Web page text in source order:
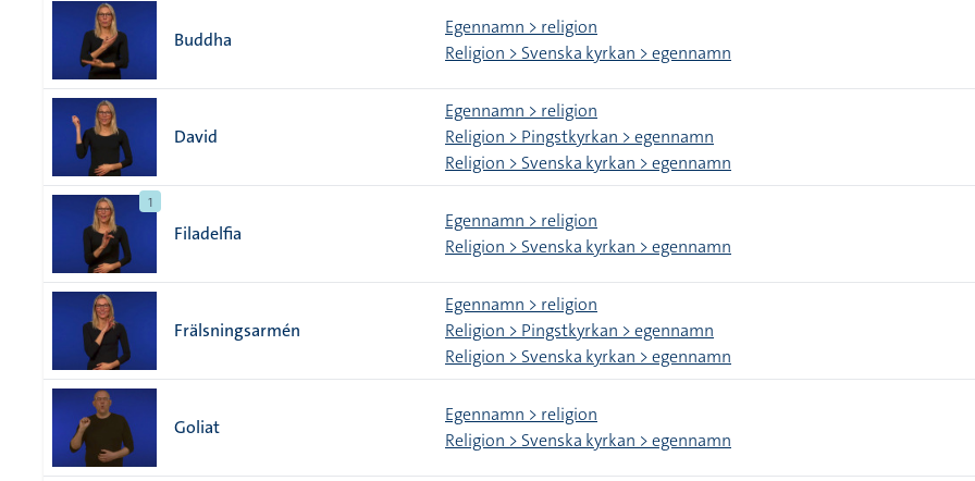
Buddha
Egennamn > religion
Religion > Svenska kyrkan > egennamn
David
Egennamn > religion
Religion > Pingstkyrkan > egennamn
Religion > Svenska kyrkan > egennamn
1
Filadelfia
Egennamn > religion
Religion > Svenska kyrkan > egennamn
Frälsningsarmén
Egennamn > religion
Religion > Pingstkyrkan > egennamn
Religion > Svenska kyrkan > egennamn
Goliat
Egennamn > religion
Religion > Svenska kyrkan > egennamn